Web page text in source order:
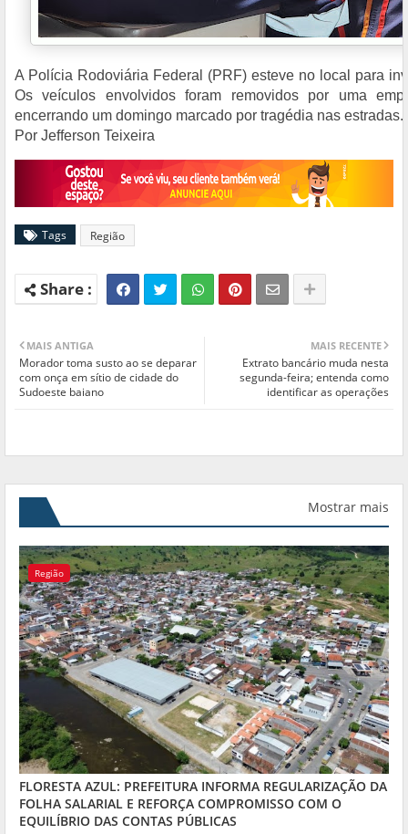
A Polícia Rodoviária Federal (PRF) esteve no local para
Os veículos envolvidos foram removidos por uma
encerrando um domingo marcado por tragédia nas estradas.
Por Jefferson Teixeira
Tags Região
MAIS RECENTE
Extrato bancário muda nesta
segunda-feira; entenda como
identificar as operações
MAIS ANTIGA
Morador toma susto ao se deparar
com onça em sítio de cidade do
Sudoeste baiano
Mostrar mais
Região
FLORESTA AZUL: PREFEITURA INFORMA REGULARIZAÇÃO DA
FOLHA SALARIAL E REFORÇA COMPROMISSO COM O
EQUILÍBRIO DAS CONTAS PÚBLICAS